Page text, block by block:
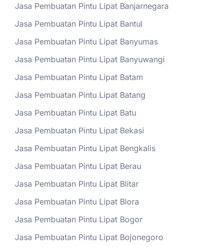
Jasa Pembuatan Pintu Lipat Banjarnegara
Jasa Pembuatan Pintu Lipat Bantul
Jasa Pembuatan Pintu Lipat Banyumas
Jasa Pembuatan Pintu Lipat Banyuwangi
Jasa Pembuatan Pintu Lipat Batam
Jasa Pembuatan Pintu Lipat Batang
Jasa Pembuatan Pintu Lipat Batu
Jasa Pembuatan Pintu Lipat Bekasi
Jasa Pembuatan Pintu Lipat Bengkalis
Jasa Pembuatan Pintu Lipat Berau
Jasa Pembuatan Pintu Lipat Blitar
Jasa Pembuatan Pintu Lipat Blora
Jasa Pembuatan Pintu Lipat Bogor
Jasa Pembuatan Pintu Lipat Bojonegoro